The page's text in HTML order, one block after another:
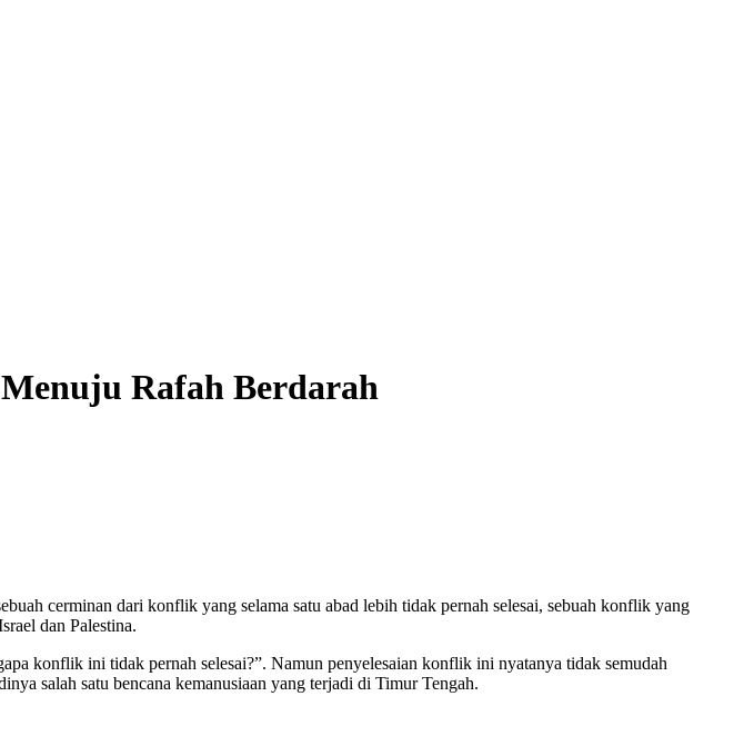
Rafah Berdarah
cerminan dari konflik yang selama satu abad lebih tidak pernah selesai, sebuah konflik yang
dan Palestina.
konflik ini tidak pernah selesai?”. Namun penyelesaian konflik ini nyatanya tidak semudah
salah satu bencana kemanusiaan yang terjadi di Timur Tengah.